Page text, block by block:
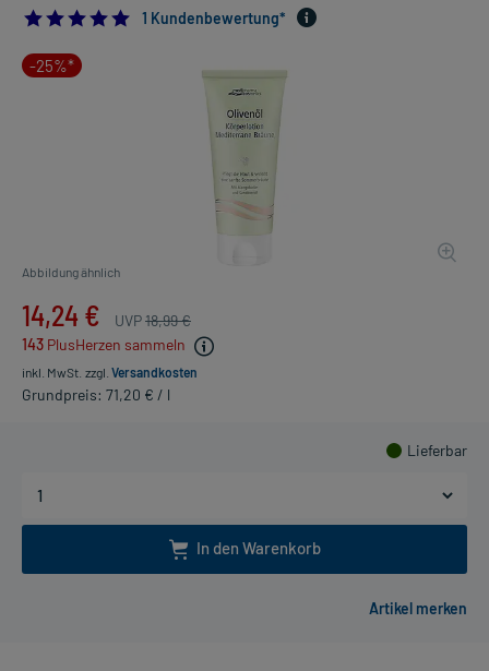
5.01 Kundenbewertung*
-25%*
Abbildung ähnlich
14,24 € UVP18,99 €
143 PlusHerzen sammeln
inkl. MwSt. zzgl. Versandkosten
Grundpreis: 71,20 € / l
Lieferbar
In den Warenkorb